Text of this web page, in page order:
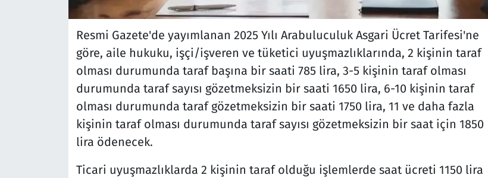
Resmi Gazete'de yayımlanan 2025 Yılı Arabuluculuk Asgari Ücret Tarifesi'ne
göre, aile hukuku, işçi/işveren ve tüketici uyuşmazlıklarında, 2 kişinin taraf
olması durumunda taraf başına bir saati 785 lira, 3-5 kişinin taraf olması
durumunda taraf sayısı gözetmeksizin bir saati 1650 lira, 6-10 kişinin taraf
olması durumunda taraf gözetmeksizin bir saati 1750 lira, 11 ve daha fazla
kişinin taraf olması durumunda taraf sayısı gözetmeksizin bir saat için 1850
lira ödenecek.
Ticari uyuşmazlıklarda 2 kişinin taraf olduğu işlemlerde saat ücreti 1150 lira